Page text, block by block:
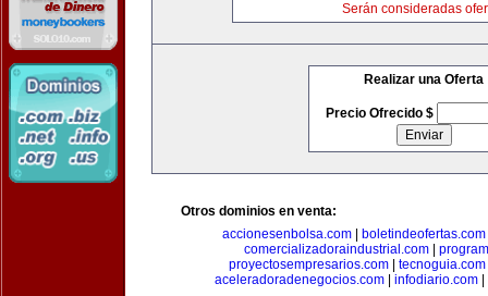
Serán consideradas
Realizar una Oferta
Precio Ofrecido $
Otros dominios en venta:
accionesenbolsa.com
boletindeofertas.com
comercializadoraindustrial.com
proyectosempresarios.com
tecnoguia.com
aceleradoradenegocios.com| infodiario.com|